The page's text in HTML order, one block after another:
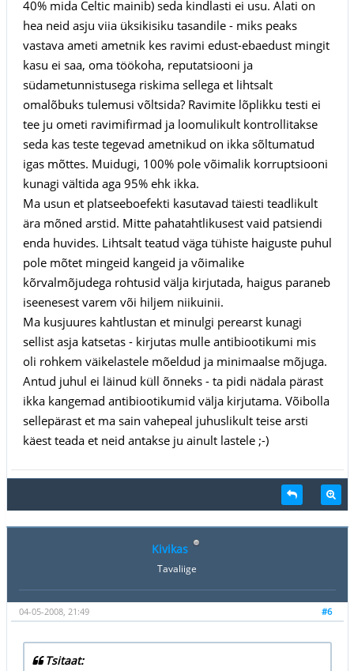
40% mida Celtic mainib) seda kindlasti ei usu. Alati on
hea neid asju viia üksikisiku tasandile - miks peaks
vastava ameti ametnik kes ravimi edust-ebaedust mingit
kasu ei saa, oma töökoha, reputatsiooni ja
südametunnistusega riskima sellega et lihtsalt
omalõbuks tulemusi võltsida? Ravimite lõplikku testi ei
tee ju ometi ravimifirmad ja loomulikult kontrollitakse
seda kas teste tegevad ametnikud on ikka sõltumatud
igas mõttes. Muidugi, 100% pole võimalik korruptsiooni
kunagi vältida aga 95% ehk ikka.
Ma usun et platseeboefekti kasutavad täiesti teadlikult
ära mõned arstid. Mitte pahatahtlikusest vaid patsiendi
enda huvides. Lihtsalt teatud väga tühiste haiguste puhul
pole mõtet mingeid kangeid ja võimalike
kõrvalmõjudega rohtusid välja kirjutada, haigus paraneb
iseenesest varem või hiljem niikuinii.
Ma kusjuures kahtlustan et minulgi perearst kunagi
sellist asja katsetas - kirjutas mulle antibiootikumi mis
oli rohkem väikelastele mõeldud ja minimaalse mõjuga.
Antud juhul ei läinud küll õnneks - ta pidi nädala pärast
ikka kangemad antibiootikumid välja kirjutama. Võibolla
sellepärast et ma sain vahepeal juhuslikult teise arsti
käest teada et neid antakse ju ainult lastele ;-)
Kivikas
Tavaliige
#6
04-05-2008, 21:49
Tsitaat: